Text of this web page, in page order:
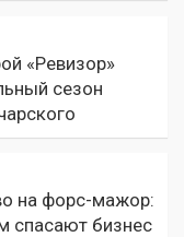
«Ревизор»
сезон
на форс-мажор:
спасают бизнес